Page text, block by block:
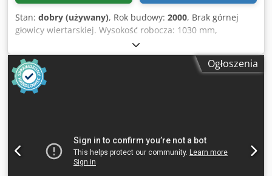
Stan: dobry (używany), Rok budowy: 2000, Brak górnej
głowicy wiertarskiej. Wysokość robocza: 1030 mm,
wysokość: 1680 mm, głębokość: 1800 mm, szerokość: 2450
mm Crjdpfx Abot Aifxsusf
Ogłoszenia